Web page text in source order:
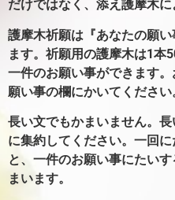
だけではなく、添え護摩木
護摩木祈願は『あなたの願
ます。 祈願用の護摩木は1本
一件のお願い事ができます。
願い事の欄にかいてください
長い文でもかまいません。
に集約してください。 一回に
と、一件のお願い事にたい
まいます。